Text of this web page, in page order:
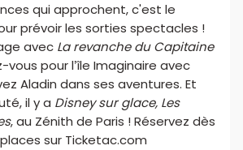
qui approchent, c'est le
prévoir les sorties spectacles !
avec La revanche du Capitaine
vous pour l’île Imaginaire avec
Aladin dans ses aventures. Et
il y a Disney sur glace, Les
, au Zénith de Paris ! Réservez dès
sur Ticketac.com